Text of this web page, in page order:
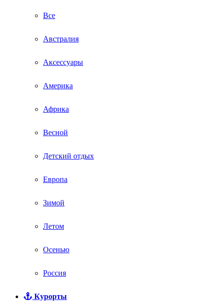
Все
Австралия
Аксессуары
Америка
Африка
Весной
Детский отдых
Европа
Зимой
Летом
Осенью
Россия
Курорты